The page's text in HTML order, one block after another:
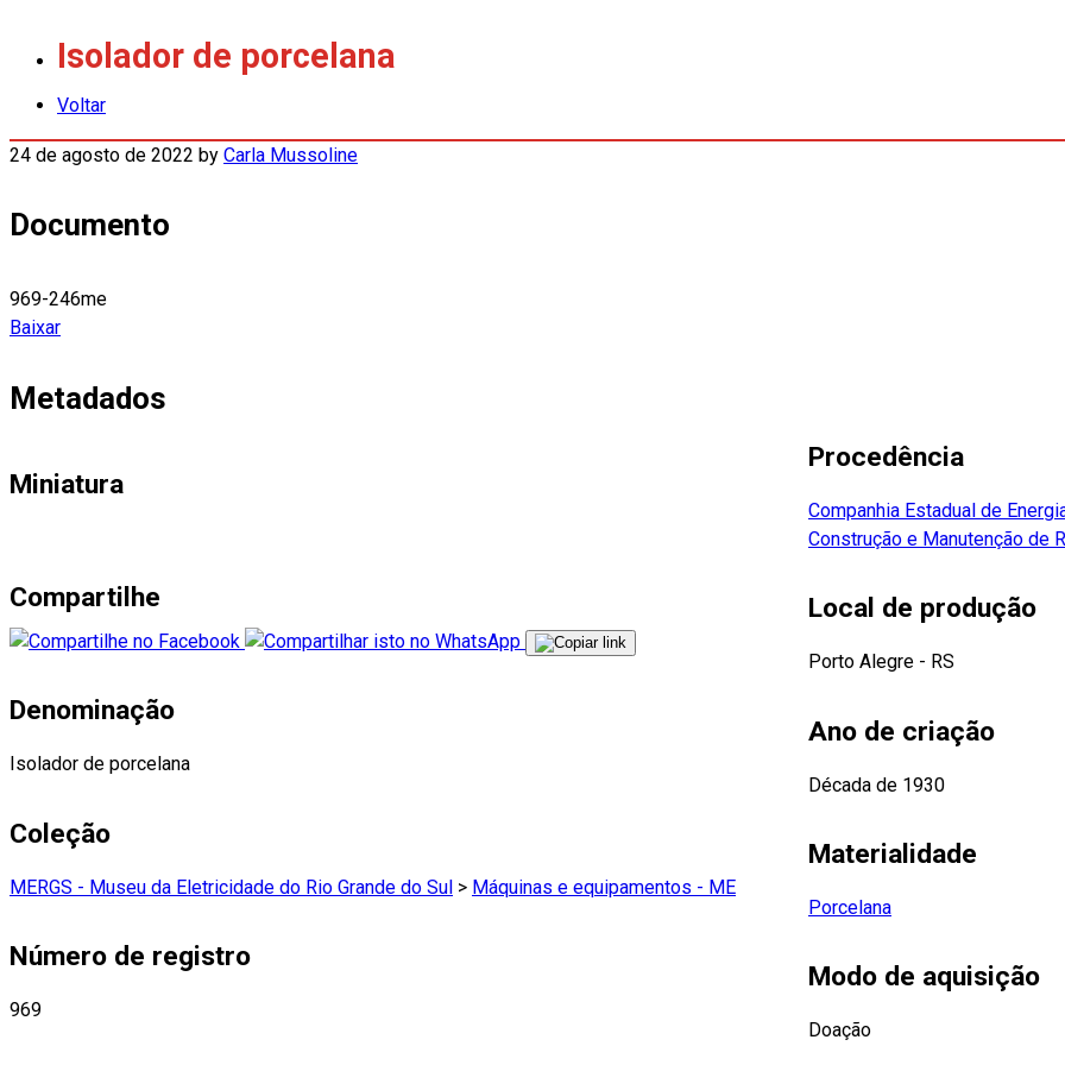
Isolador de porcelana
Voltar
24 de agosto de 2022 by Carla Mussoline
Documento
969-246me
Baixar
Metadados
Miniatura
Compartilhe
Denominação
Isolador de porcelana
Coleção
MERGS - Museu da Eletricidade do Rio Grande do Sul > Máquinas e equipamentos - ME
Número de registro
969
Procedência
Companhia Estadual de
Construção e Manutenção de
Local de produção
Porto Alegre - RS
Ano de criação
Década de 1930
Materialidade
Porcelana
Modo de aquisição
Doação